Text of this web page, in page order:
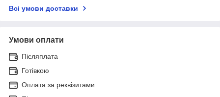
Всі умови доставки
Умови оплати
Післяплата
Готівкою
Оплата за реквізитами